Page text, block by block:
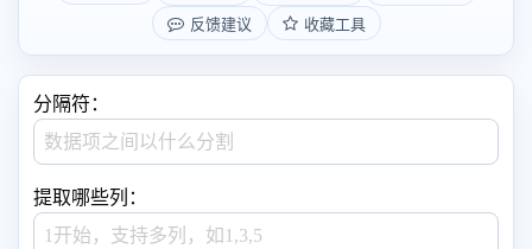
反馈建议
收藏工具
分隔符：
提取哪些列：